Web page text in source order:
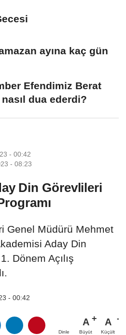
ayına kaç gün
Efendimiz Berat
dua ederdi?
- 00:42
- 08:23
Din Görevlileri
Genel Müdürü Mehmet
Aday Din
Dönem Açılış
- 00:42
Dinle
A
Büyüt
A
Küçült